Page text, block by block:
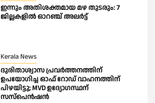
ഇന്നും അതിശക്തമായ മഴ തുടരും: 7
ജില്ലകളിൽ ഓറഞ്ച് അലർട്ട്
Kerala News
ദുരിതാശ്വാസ പ്രവർത്തനത്തിന്
ഉപയോഗിച്ച ഓഫ് റോഡ് വാഹനത്തിന്
പിഴയിട്ടു; MVD ഉദ്യോഗസ്ഥന്
സസ്പെൻഷൻ